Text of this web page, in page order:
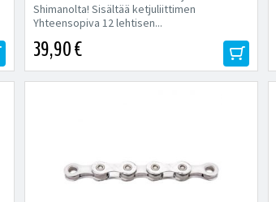
Shimanolta! Sisältää ketjuliittimen
Yhteensopiva 12 lehtisen...
39,90 €